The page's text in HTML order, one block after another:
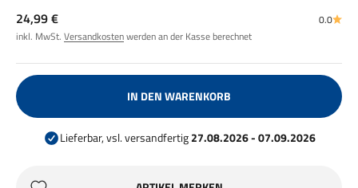
Angebot
24,99 €
inkl. MwSt. Versandkostenwerden an der Kasse berechnet
0.0
IN DEN WARENKORB
Lieferbar, vsl. versandfertig27.08.2026 - 07.09.2026